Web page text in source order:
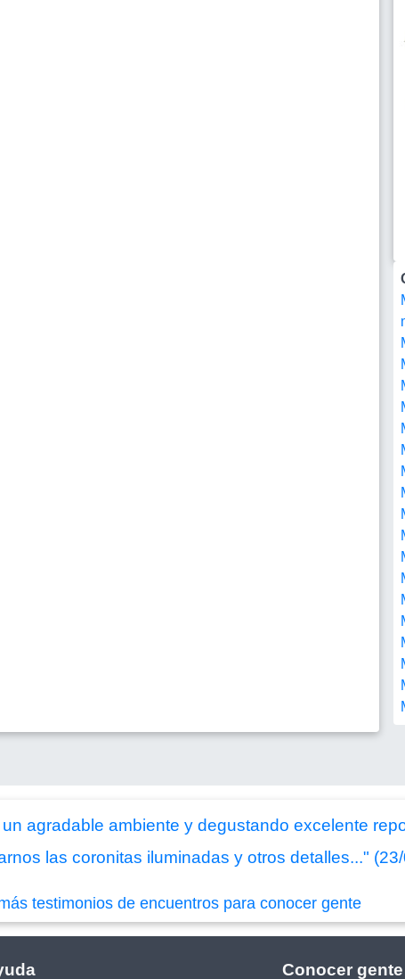
agradable ambiente y degustando excelente
las coronitas iluminadas y otros detalles..."
testimonios de encuentros para conocer gente
Conocer gente